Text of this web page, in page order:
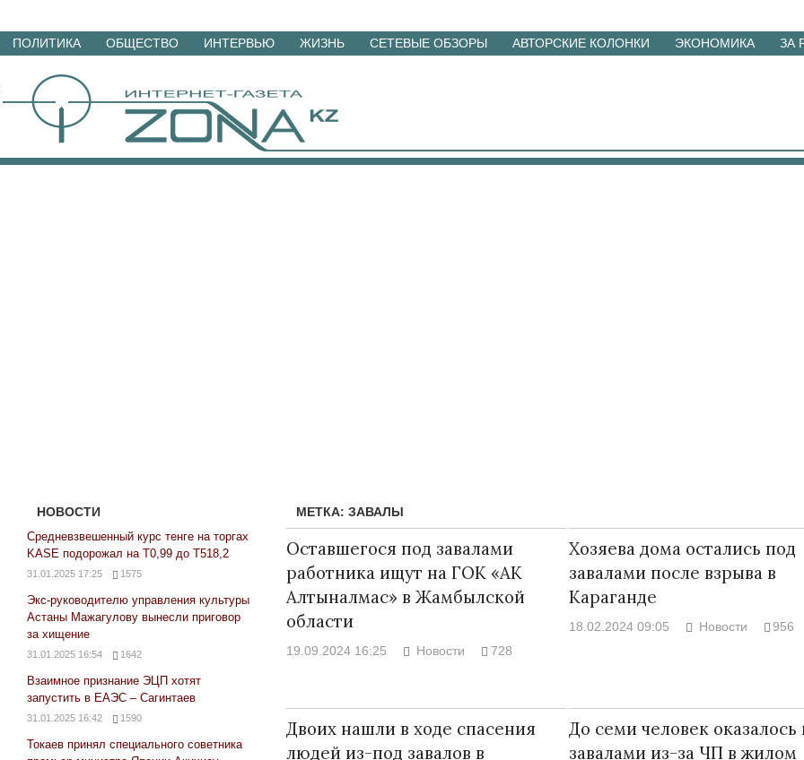
Перейти
материалам
ПОЛИТИКА ОБЩЕСТВО ИНТЕРВЬЮ ЖИЗНЬ СЕТЕВЫЕ ОБЗОРЫ АВТОРСКИЕ КОЛОНКИ ЭКОНОМИКА ЗА
МЕТКА:ЗАВАЛЫ
Оставшегося под завалами
работника ищут на ГОК «АК
Алтыналмас» в Жамбылской
области
19.09.2024 16:25 Новости 728
Хозяева дома остались под
завалами после взрыва в
Караганде
18.02.2024 09:05 Новости 956
Двоих нашли в ходе спасения
людей из-под завалов в
До семи человек оказалось
завалами из-за ЧП в жилом
НОВОСТИ
Средневзвешенный курс тенге на торгах
KASE подорожал на Т0,99 до Т518,2
31.01.2025 17:25 1575
Экс-руководителю управления культуры
Астаны Мажагулову вынесли приговор
за хищение
31.01.2025 16:54 1642
Взаимное признание ЭЦП хотят
запустить в ЕАЭС – Сагинтаев
31.01.2025 16:42 1590
Токаев принял специального советника
Народ выбрал свет
17.10.2024 17:00
Дарига не ждёт конфискации.
Авиакомпании сравнили с
мошенниками
правды»
29.10.2024 09:00 39623
28.10.2024